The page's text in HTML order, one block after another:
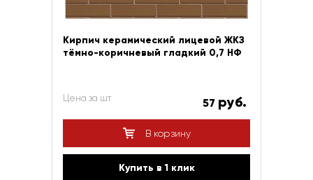
Кирпич керамический лицевой ЖКЗ
тёмно-коричневый гладкий 0,7 НФ
Цена за шт 57 руб.
В корзину
Купить в 1 клик